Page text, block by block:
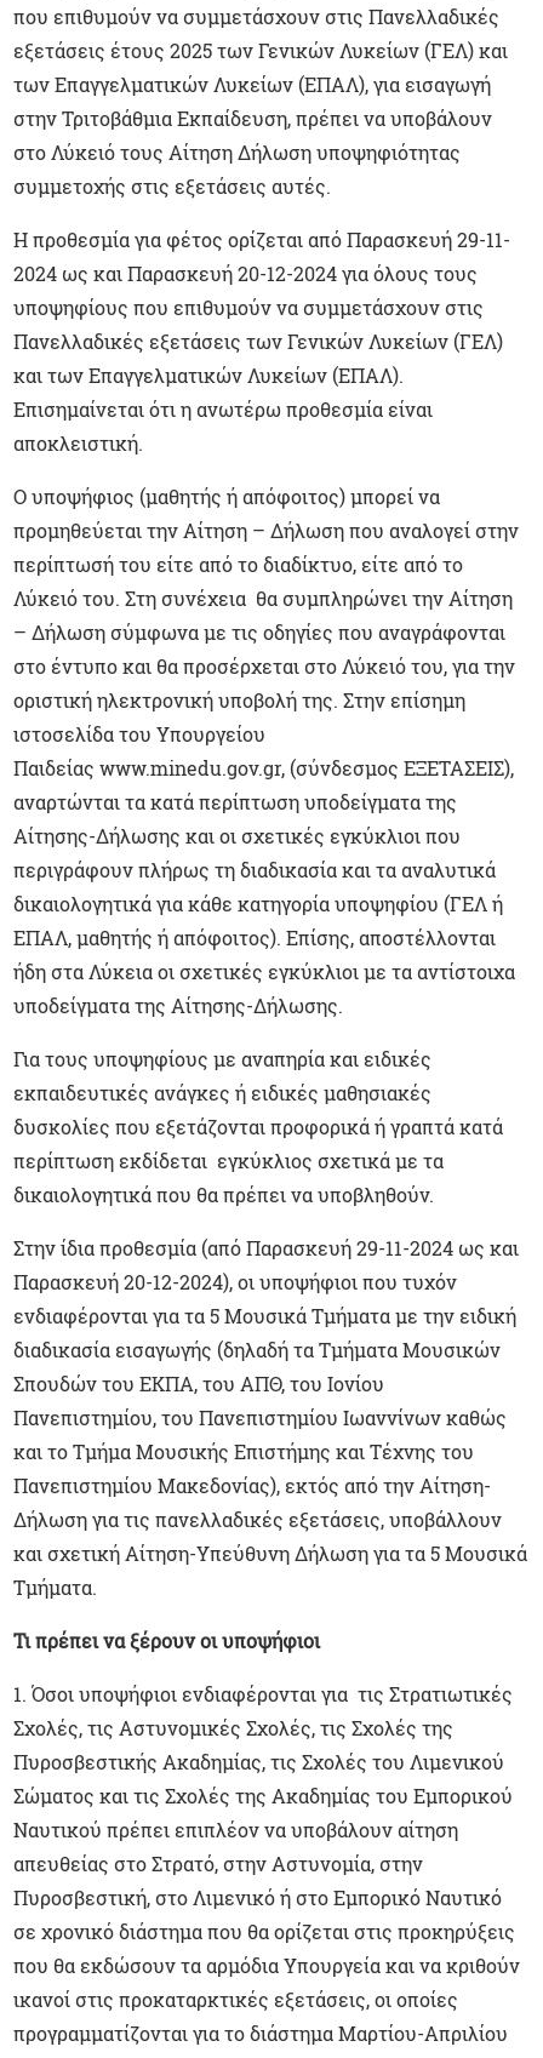
που επιθυμούν να συμμετάσχουν στις Πανελλαδικές
εξετάσεις έτους 2025 των Γενικών Λυκείων (ΓΕΛ) και
των Επαγγελματικών Λυκείων (ΕΠΑΛ), για εισαγωγή
στην Τριτοβάθμια Εκπαίδευση, πρέπει να υποβάλουν
στο Λύκειό τους Αίτηση Δήλωση υποψηφιότητας
συμμετοχής στις εξετάσεις αυτές.
Η προθεσμία για φέτος ορίζεται από Παρασκευή 29-11-
2024 ως και Παρασκευή 20-12-2024 για όλους τους
υποψηφίους που επιθυμούν να συμμετάσχουν στις
Πανελλαδικές εξετάσεις των Γενικών Λυκείων (ΓΕΛ)
και των Επαγγελματικών Λυκείων (ΕΠΑΛ).
Επισημαίνεται ότι η ανωτέρω προθεσμία είναι
αποκλειστική.
Ο υποψήφιος (μαθητής ή απόφοιτος) μπορεί να
προμηθεύεται την Αίτηση – Δήλωση που αναλογεί στην
περίπτωσή του είτε από το διαδίκτυο, είτε από το
Λύκειό του. Στη συνέχεια θα συμπληρώνει την Αίτηση
– Δήλωση σύμφωνα με τις οδηγίες που αναγράφονται
στο έντυπο και θα προσέρχεται στο Λύκειό του, για την
οριστική ηλεκτρονική υποβολή της. Στην επίσημη
ιστοσελίδα του Υπουργείου
Παιδείας www.minedu.gov.gr, (σύνδεσμος ΕΞΕΤΑΣΕΙΣ),
αναρτώνται τα κατά περίπτωση υποδείγματα της
Αίτησης-Δήλωσης και οι σχετικές εγκύκλιοι που
περιγράφουν πλήρως τη διαδικασία και τα αναλυτικά
δικαιολογητικά για κάθε κατηγορία υποψηφίου (ΓΕΛ ή
ΕΠΑΛ, μαθητής ή απόφοιτος). Επίσης, αποστέλλονται
ήδη στα Λύκεια οι σχετικές εγκύκλιοι με τα αντίστοιχα
υποδείγματα της Αίτησης-Δήλωσης.
Για τους υποψηφίους με αναπηρία και ειδικές
εκπαιδευτικές ανάγκες ή ειδικές μαθησιακές
δυσκολίες που εξετάζονται προφορικά ή γραπτά κατά
περίπτωση εκδίδεται εγκύκλιος σχετικά με τα
δικαιολογητικά που θα πρέπει να υποβληθούν.
Στην ίδια προθεσμία (από Παρασκευή 29-11-2024 ως και
Παρασκευή 20-12-2024), οι υποψήφιοι που τυχόν
ενδιαφέρονται για τα 5 Μουσικά Τμήματα με την ειδική
διαδικασία εισαγωγής (δηλαδή τα Τμήματα Μουσικών
Σπουδών του ΕΚΠΑ, του ΑΠΘ, του Ιονίου
Πανεπιστημίου, του Πανεπιστημίου Ιωαννίνων καθώς
και το Τμήμα Μουσικής Επιστήµης και Τέχνης του
Πανεπιστηµίου Μακεδονίας), εκτός από την Αίτηση-
Δήλωση για τις πανελλαδικές εξετάσεις, υποβάλλουν
και σχετική Αίτηση-Υπεύθυνη Δήλωση για τα 5 Μουσικά
Τμήματα.
Τι πρέπει να ξέρουν οι υποψήφιοι
1. Όσοι υποψήφιοι ενδιαφέρονται για τις Στρατιωτικές
Σχολές, τις Αστυνομικές Σχολές, τις Σχολές της
Πυροσβεστικής Ακαδημίας, τις Σχολές του Λιμενικού
Σώματος και τις Σχολές της Ακαδημίας του Εμπορικού
Ναυτικού πρέπει επιπλέον να υποβάλουν αίτηση
απευθείας στο Στρατό, στην Αστυνομία, στην
Πυροσβεστική, στο Λιμενικό ή στο Εμπορικό Ναυτικό
σε χρονικό διάστημα που θα ορίζεται στις προκηρύξεις
που θα εκδώσουν τα αρμόδια Υπουργεία και να κριθούν
ικανοί στις προκαταρκτικές εξετάσεις, οι οποίες
προγραμματίζονται για το διάστημα Μαρτίου-Απριλίου